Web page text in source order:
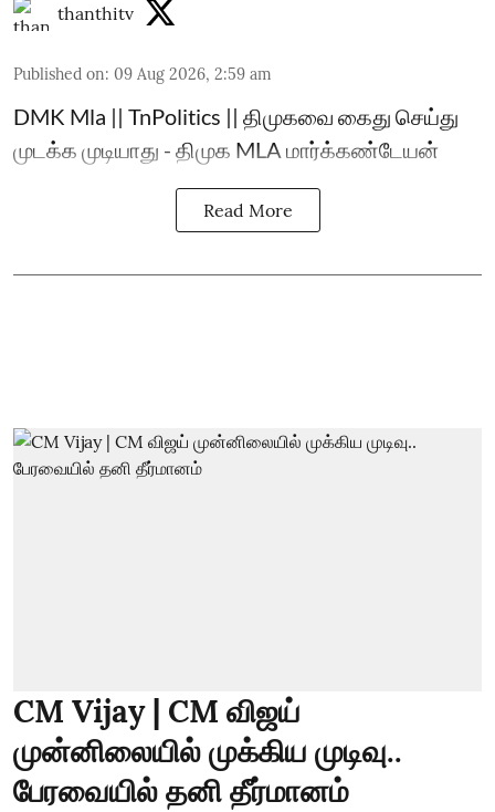
thanthitv
Published on: 09 Aug 2026, 2:59 am
DMK Mla || TnPolitics || திமுகவை கைது செய்து
முடக்க முடியாது - திமுக MLA மார்க்கண்டேயன்
Read More
CM Vijay | CM விஜய்
முன்னிலையில் முக்கிய முடிவு..
பேரவையில் தனி தீர்மானம்